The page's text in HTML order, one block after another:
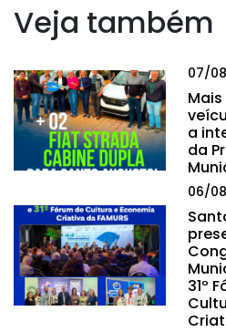
Veja também
07/
a
da
06/
31º